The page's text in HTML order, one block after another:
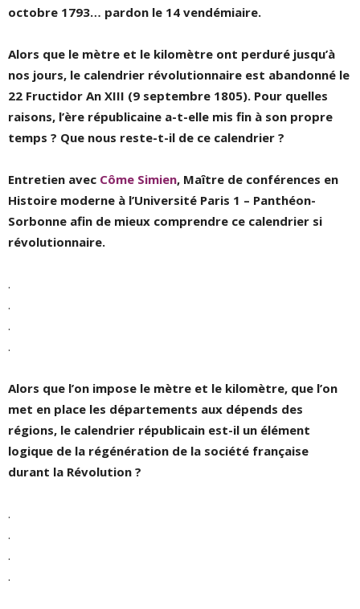
octobre 1793… pardon le 14 vendémiaire.
Alors que le mètre et le kilomètre ont perduré jusqu’à
nos jours, le calendrier révolutionnaire est abandonné le
22 Fructidor An XIII (9 septembre 1805). Pour quelles
raisons, l’ère républicaine a-t-elle mis fin à son propre
temps ? Que nous reste-t-il de ce calendrier ?
Entretien avec Côme Simien, Maître de conférences en
Histoire moderne à l’Université Paris 1 – Panthéon-
Sorbonne afin de mieux comprendre ce calendrier si
révolutionnaire.
.
.
.
.
Alors que l’on impose le mètre et le kilomètre, que l’on
met en place les départements aux dépends des
régions, le calendrier républicain est-il un élément
logique de la régénération de la société française
durant la Révolution ?
.
.
.
.